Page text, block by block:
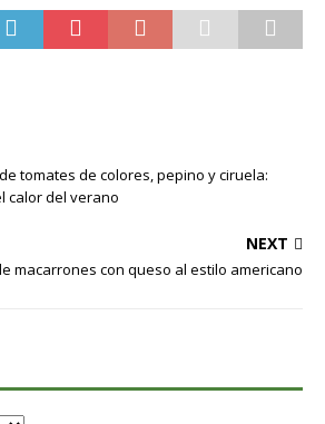
tomates de colores, pepino y ciruela:
calor del verano
NEXT
macarrones con queso al estilo americano